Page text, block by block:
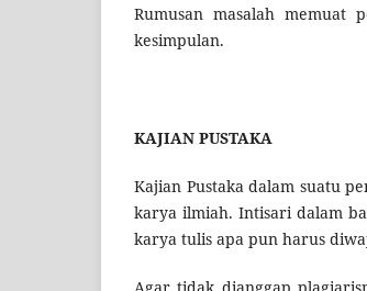
Rumusan masalah
kesimpulan.
KAJIAN PUSTAKA
Kajian Pustaka dalam suatu
karya ilmiah. Intisari dalam
karya tulis apa pun harus
Agar tidak dianggap